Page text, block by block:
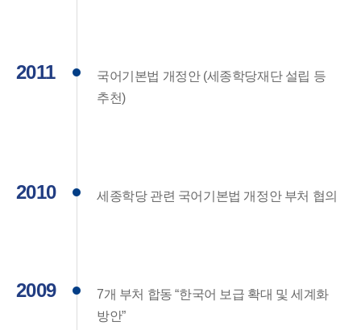
2011
국어기본법 개정안 (세종학당재단 설립 등
추천)
2010 세종학당 관련 국어기본법 개정안 부처 협의
2009
7개 부처 합동 “한국어 보급 확대 및 세계화
방안”